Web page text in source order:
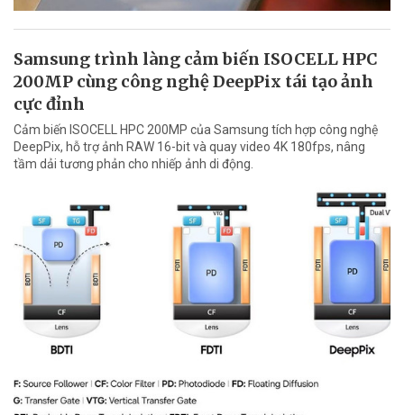
Samsung trình làng cảm biến ISOCELL HPC
200MP cùng công nghệ DeepPix tái tạo ảnh
cực đỉnh
Cảm biến ISOCELL HPC 200MP của Samsung tích hợp công nghệ
DeepPix, hỗ trợ ảnh RAW 16-bit và quay video 4K 180fps, nâng
tầm dải tương phản cho nhiếp ảnh di động.